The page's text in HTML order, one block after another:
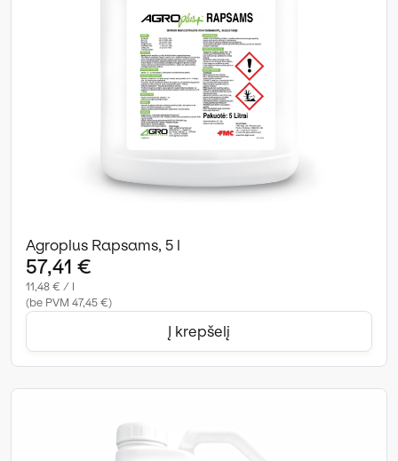
Agroplus Rapsams, 5 l
57,41 €
11,48 € / l
(be PVM 47,45 €)
Į krepšelį